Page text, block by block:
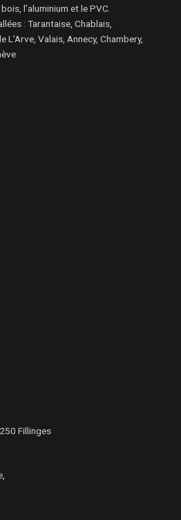
l’aluminium et le PVC.
: Tarantaise, Chablais,
L’Arve, Valais, Annecy, Chambery,
Fillinges